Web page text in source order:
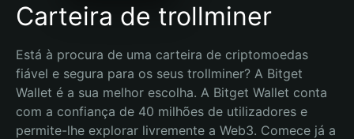
Carteira de trollminer
Está à procura de uma carteira de criptomoedas
fiável e segura para os seus trollminer? A Bitget
Wallet é a sua melhor escolha. A Bitget Wallet conta
com a confiança de 40 milhões de utilizadores e
permite-lhe explorar livremente a Web3. Comece já a